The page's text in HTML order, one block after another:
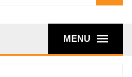
MENU